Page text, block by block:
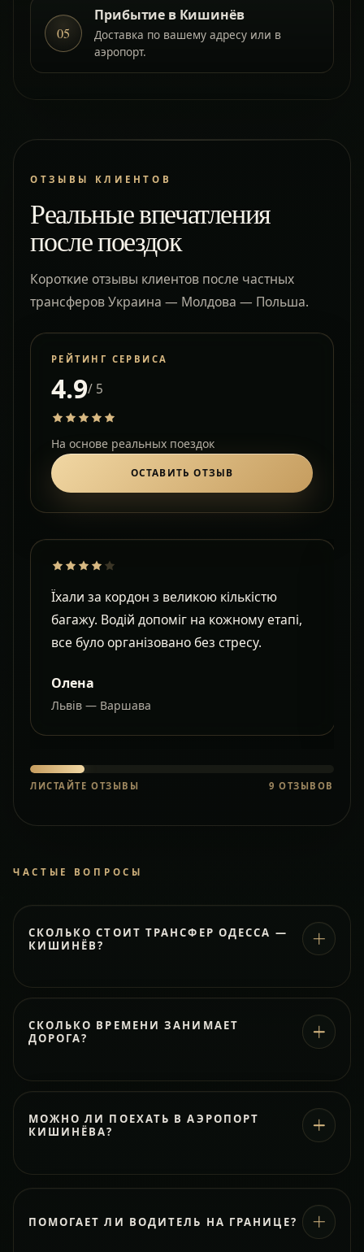
05
Прибытие в Кишинёв
Доставка по вашему адресу или в
аэропорт.
ОТЗЫВЫ КЛИЕНТОВ
Реальные впечатления
после поездок
Короткие отзывы клиентов после частных
трансферов Украина — Молдова — Польша.
РЕЙТИНГ СЕРВИСА
4.9/ 5
На основе реальных поездок
ОСТАВИТЬ ОТЗЫВ
Їхали за кордон з великою кількістю
багажу. Водій допоміг на кожному етапі,
все було організовано без стресу.
Олена
Львів — Варшава
ЛИСТАЙТЕ ОТЗЫВЫ 9 ОТЗЫВОВ
ЧАСТЫЕ ВОПРОСЫ
СКОЛЬКО СТОИТ ТРАНСФЕР ОДЕССА —
КИШИНЁВ?
СКОЛЬКО ВРЕМЕНИ ЗАНИМАЕТ
ДОРОГА?
МОЖНО ЛИ ПОЕХАТЬ В АЭРОПОРТ
КИШИНЁВА?
ПОМОГАЕТ ЛИ ВОДИТЕЛЬ НА ГРАНИЦЕ?